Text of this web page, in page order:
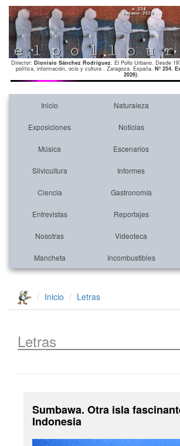
Director: Dionisio Sánchez Rodríguez. El Pollo Urbano. Desde
política, información, ocio y cultura . Zaragoza. España. Nº 254.
2026).
Inicio Naturaleza
Exposiciones Noticias
Música Escenarios
Silvicultura Informes
Ciencia Gastronomía
Entrevistas Reportajes
Nosotras Videoteca
Mancheta Incombustibles
Inicio Letras
Letras
Sumbawa. Otra isla
Indonesia